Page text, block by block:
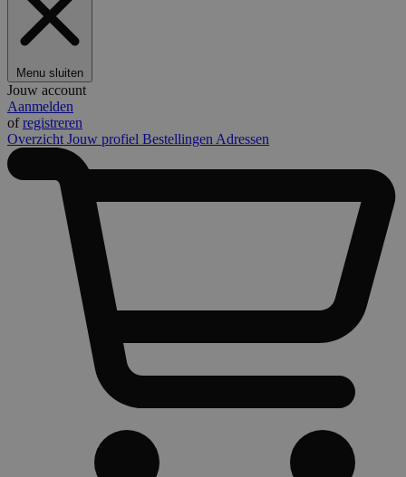
Menu sluiten
Jouw account
Aanmelden
ofregistreren
Overzicht Jouw profiel Bestellingen Adressen